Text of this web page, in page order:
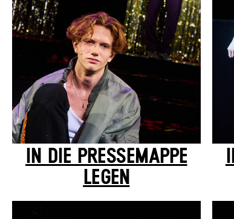
IN DIE PRESSEMAPPE
LEGEN